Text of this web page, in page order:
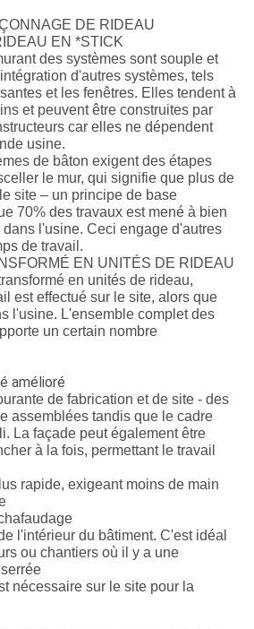
DE RIDEAU
EN *STICK
des systèmes sont souple et
d'autres systèmes, tels
et les fenêtres. Elles tendent à
et peuvent être construites par
car elles ne dépendent
usine.
de bâton exigent des étapes
le mur, qui signifie que plus de
site – un principe de base
70% des travaux est mené à bien
l'usine. Ceci engage d'autres
de travail.
EN UNITÉS DE RIDEAU
en unités de rideau,
est effectué sur le site, alors que
l'usine. L'ensemble complet des
un certain nombre
amélioré
de fabrication et de site - des
assemblées tandis que le cadre
La façade peut également être
à la fois, permettant le travail
rapide, exigeant moins de main
l'intérieur du bâtiment. C'est idéal
ou chantiers où il y a une
nécessaire sur le site pour la